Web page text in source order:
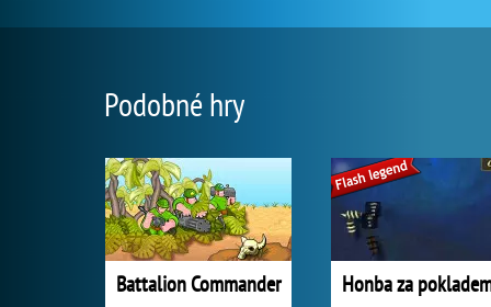
Podobné hry
Battalion Commander Honba za